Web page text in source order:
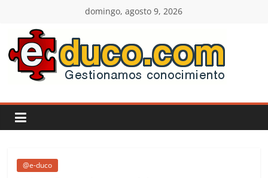
contenido
domingo, agosto 9, 2026
E-
duco:
Gestión
@e-duco